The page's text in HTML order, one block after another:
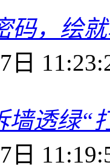
码，绘
日
墙透绿“
日